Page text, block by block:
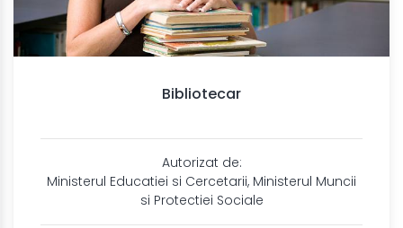
Bibliotecar
Autorizat de:
Ministerul Educatiei si Cercetarii, Ministerul Muncii
si Protectiei Sociale